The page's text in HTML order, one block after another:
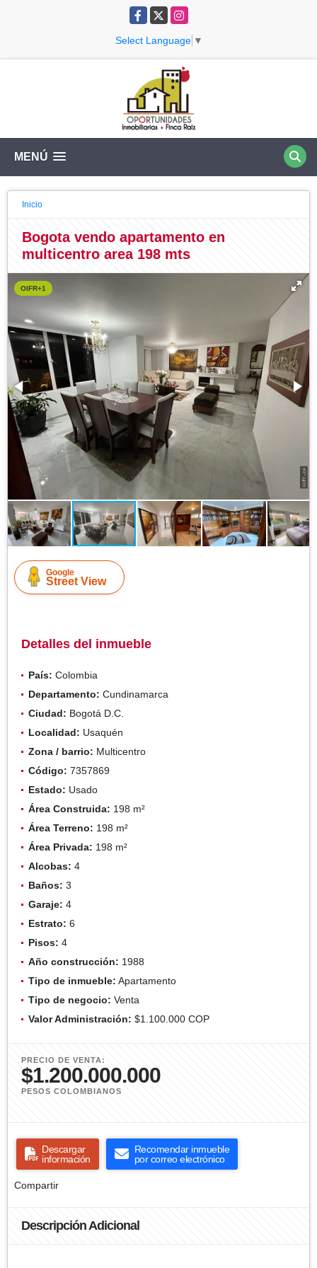
Facebook
X Instagram
Select Language ▼
MENÚ
Inicio
Bogota vendo apartamento en
multicentro area 198 mts
OIFR+1
Google
Street View
Detalles del inmueble
País: Colombia
Departamento: Cundinamarca
Ciudad: Bogotá D.C.
Localidad: Usaquén
Zona / barrio: Multicentro
Código: 7357869
Estado: Usado
Área Construida: 198 m²
Área Terreno: 198 m²
Área Privada: 198 m²
Alcobas: 4
Baños: 3
Garaje: 4
Estrato: 6
Pisos: 4
Año construcción: 1988
Tipo de inmueble: Apartamento
Tipo de negocio: Venta
Valor Administración: $1.100.000 COP
PRECIO DE VENTA:
$1.200.000.000
PESOS COLOMBIANOS
Descargar
información
Recomendar inmueble
por correo electrónico
Compartir
Descripción Adicional